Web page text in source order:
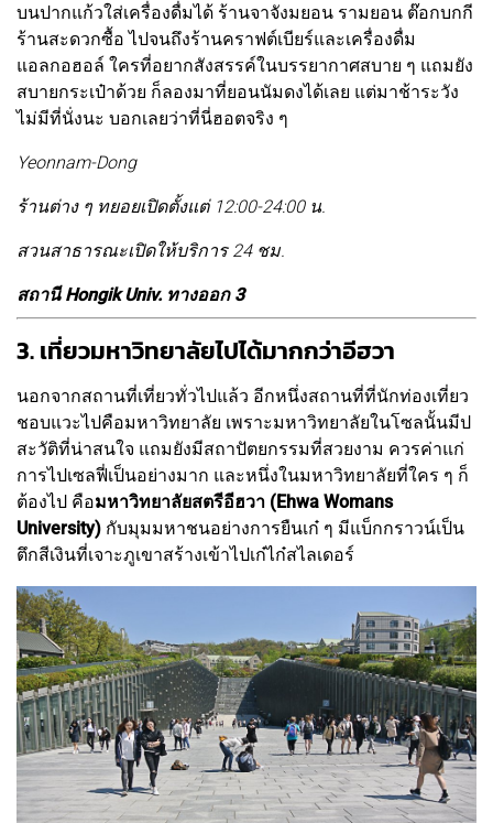
บนปากแก้วใส่เครื่องดื่มได้ ร้านจาจังมยอน รามยอน ต๊อกบกกี
ร้านสะดวกซื้อ ไปจนถึงร้านคราฟต์เบียร์และเครื่องดื่ม
แอลกอฮอล์ ใครที่อยากสังสรรค์ในบรรยากาศสบาย ๆ แถมยัง
สบายกระเป๋าด้วย ก็ลองมาที่ยอนนัมดงได้เลย แต่มาช้าระวัง
ไม่มีที่นั่งนะ บอกเลยว่าที่นี่ฮอตจริง ๆ
Yeonnam-Dong
ร้านต่าง ๆ ทยอยเปิดตั้งแต่ 12:00-24:00 น.
สวนสาธารณะเปิดให้บริการ 24 ชม.
สถานี Hongik Univ. ทางออก 3
3. เที่ยวมหาวิทยาลัยไปได้มากกว่าอีฮวา
นอกจากสถานที่เที่ยวทั่วไปแล้ว อีกหนึ่งสถานที่ที่นักท่องเที่ยว
ชอบแวะไปคือมหาวิทยาลัย เพราะมหาวิทยาลัยในโซลนั้นมีป
สะวัติที่น่าสนใจ แถมยังมีสถาปัตยกรรมที่สวยงาม ควรค่าแก่
การไปเซลฟี่เป็นอย่างมาก และหนึ่งในมหาวิทยาลัยที่ใคร ๆ ก็
ต้องไป คือมหาวิทยาลัยสตรีอีฮวา (Ehwa Womans
University) กับมุมมหาชนอย่างการยืนเก๋ ๆ มีแบ็กกราวน์เป็น
ตึกสีเงินที่เจาะภูเขาสร้างเข้าไปเก๋ไก๋สไลเดอร์